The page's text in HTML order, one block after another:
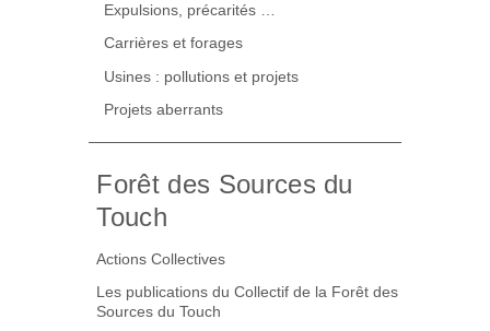
Expulsions, précarités …
Carrières et forages
Usines : pollutions et projets
Projets aberrants
Forêt des Sources du
Touch
Actions Collectives
Les publications du Collectif de la Forêt des
Sources du Touch